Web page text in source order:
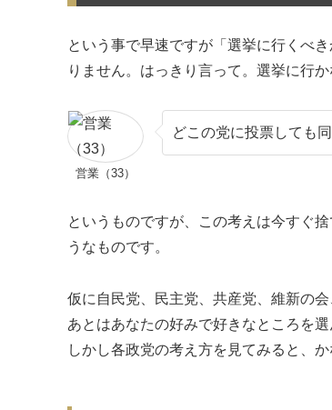
という事で早速ですが「選挙に行くべ
りません。はっきり言って。選挙に行
営業（33）
どこの党に投票しても
というものですが、この考えは今すぐ
うなものです。
仮に自民党、民主党、共産党、維新の
あとはあなたの好みで好きなところを
しかし各政党の考え方を見てみると、